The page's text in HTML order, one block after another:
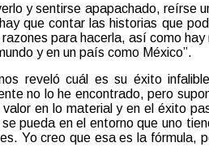
y sentirse apapachado,
que contar las historias que
razones para hacerla, así como
y en un país como México”.
reveló cuál es su éxito
no lo he encontrado, pero
valor en lo material y en el éxito
pueda en el entorno que uno
Yo creo que esa es la fórmula,